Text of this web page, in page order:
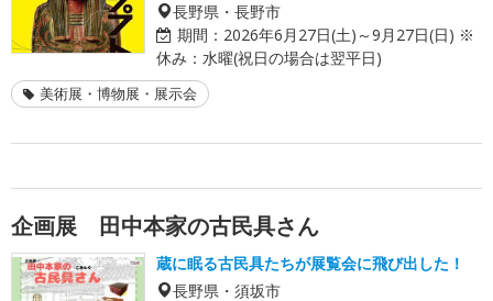
長野県・長野市
期間： 2026年6月27日(土)～9月27日(日) ※
休み：水曜(祝日の場合は翌平日)
美術展・博物展・展示会
企画展 田中本家の古民具さん
蔵に眠る古民具たちが展覧会に飛び出した！
長野県・須坂市